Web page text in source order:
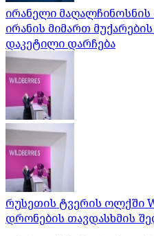
ირანელი
ირანის მიმართ
დაკეტილი დარჩება
რუსეთის ტვერის ოლქში
დრონების თავდასხმის